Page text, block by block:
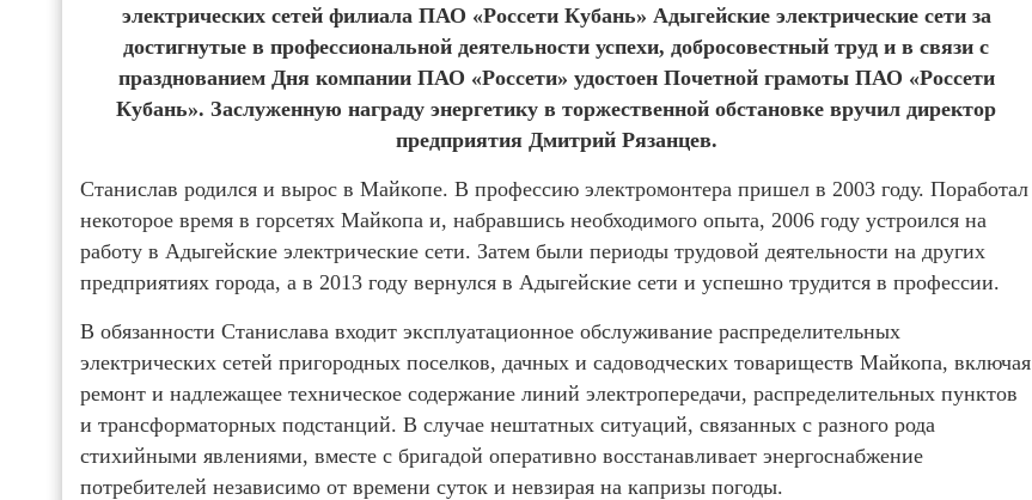
электрических сетей филиала ПАО «Россети Кубань» Адыгейские электрические сети за
достигнутые в профессиональной деятельности успехи, добросовестный труд и в связи с
празднованием Дня компании ПАО «Россети» удостоен Почетной грамоты ПАО «Россети
Кубань». Заслуженную награду энергетику в торжественной обстановке вручил директор
предприятия Дмитрий Рязанцев.
Станислав родился и вырос в Майкопе. В профессию электромонтера пришел в 2003 году. Поработал
некоторое время в горсетях Майкопа и, набравшись необходимого опыта, 2006 году устроился на
работу в Адыгейские электрические сети. Затем были периоды трудовой деятельности на других
предприятиях города, а в 2013 году вернулся в Адыгейские сети и успешно трудится в профессии.
В обязанности Станислава входит эксплуатационное обслуживание распределительных
электрических сетей пригородных поселков, дачных и садоводческих товариществ Майкопа, включая
ремонт и надлежащее техническое содержание линий электропередачи, распределительных пунктов
и трансформаторных подстанций. В случае нештатных ситуаций, связанных с разного рода
стихийными явлениями, вместе с бригадой оперативно восстанавливает энергоснабжение
потребителей независимо от времени суток и невзирая на капризы погоды.